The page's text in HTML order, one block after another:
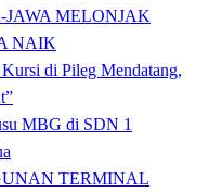
MELONJAK
NAIK
di Pileg Mendatang,
MBG di SDN 1
TERMINAL